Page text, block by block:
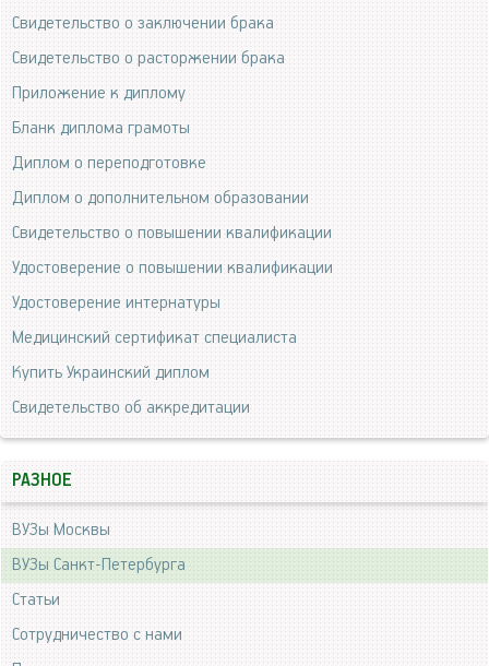
Свидетельство о заключении брака
Свидетельство о расторжении брака
Приложение к диплому
Бланк диплома грамоты
Диплом о переподготовке
Диплом о дополнительном образовании
Свидетельство о повышении квалификации
Удостоверение о повышении квалификации
Удостоверение интернатуры
Медицинский сертификат специалиста
Купить Украинский диплом
Свидетельство об аккредитации
РАЗНОЕ
ВУЗы Москвы
ВУЗы Санкт-Петербурга
Статьи
Сотрудничество с нами